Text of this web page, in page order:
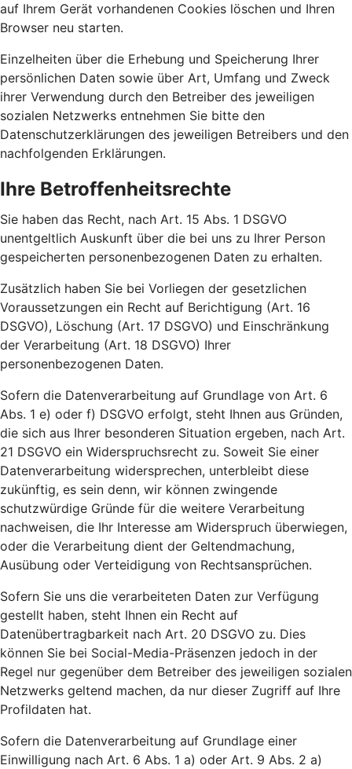
auf Ihrem Gerät vorhandenen Cookies löschen und Ihren
Browser neu starten.
Einzelheiten über die Erhebung und Speicherung Ihrer
persönlichen Daten sowie über Art, Umfang und Zweck
ihrer Verwendung durch den Betreiber des jeweiligen
sozialen Netzwerks entnehmen Sie bitte den
Datenschutzerklärungen des jeweiligen Betreibers und den
nachfolgenden Erklärungen.
Ihre Betroffenheitsrechte
Sie haben das Recht, nach Art. 15 Abs. 1 DSGVO
unentgeltlich Auskunft über die bei uns zu Ihrer Person
gespeicherten personenbezogenen Daten zu erhalten.
Zusätzlich haben Sie bei Vorliegen der gesetzlichen
Voraussetzungen ein Recht auf Berichtigung (Art. 16
DSGVO), Löschung (Art. 17 DSGVO) und Einschränkung
der Verarbeitung (Art. 18 DSGVO) Ihrer
personenbezogenen Daten.
Sofern die Datenverarbeitung auf Grundlage von Art. 6
Abs. 1 e) oder f) DSGVO erfolgt, steht Ihnen aus Gründen,
die sich aus Ihrer besonderen Situation ergeben, nach Art.
21 DSGVO ein Widerspruchsrecht zu. Soweit Sie einer
Datenverarbeitung widersprechen, unterbleibt diese
zukünftig, es sein denn, wir können zwingende
schutzwürdige Gründe für die weitere Verarbeitung
nachweisen, die Ihr Interesse am Widerspruch überwiegen,
oder die Verarbeitung dient der Geltendmachung,
Ausübung oder Verteidigung von Rechtsansprüchen.
Sofern Sie uns die verarbeiteten Daten zur Verfügung
gestellt haben, steht Ihnen ein Recht auf
Datenübertragbarkeit nach Art. 20 DSGVO zu. Dies
können Sie bei Social-Media-Präsenzen jedoch in der
Regel nur gegenüber dem Betreiber des jeweiligen sozialen
Netzwerks geltend machen, da nur dieser Zugriff auf Ihre
Profildaten hat.
Sofern die Datenverarbeitung auf Grundlage einer
Einwilligung nach Art. 6 Abs. 1 a) oder Art. 9 Abs. 2 a)